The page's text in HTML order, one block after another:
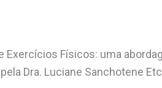
Exercícios Físicos: uma
Dra. Luciane Sanchotene